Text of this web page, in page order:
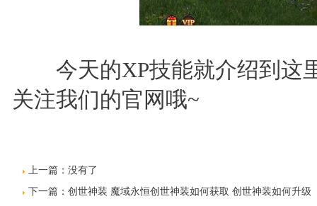
今天的XP技能就介绍到这
关注我们的官网哦~
上一篇：没有了
下一篇： 创世神装 魔域永恒创世神装如何获取 创世神装如何升级